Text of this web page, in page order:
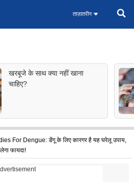
ताज़ातरीन
खरबूजे के साथ क्या नहीं खाना
चाहिए?
For Dengue: डेंगू के लिए कारगर है यह घरेलू उपाय,
फायदा!